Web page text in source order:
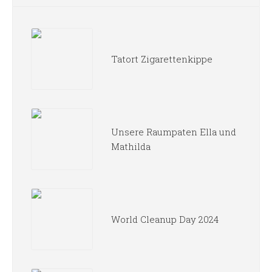
Tatort Zigarettenkippe
Unsere Raumpaten Ella und
Mathilda
World Cleanup Day 2024